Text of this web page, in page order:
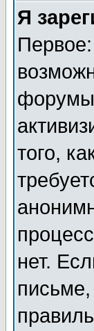
Я
форумы
того,
нет.